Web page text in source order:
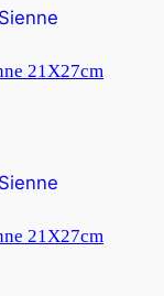
21X27cm
21X27cm